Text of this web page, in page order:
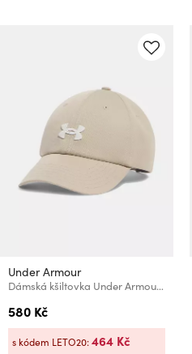
Under Armour
Dámská kšiltovka Under Armour W BLITZING37 ADJ
580 Kč
s kódem LETO20:464 Kč